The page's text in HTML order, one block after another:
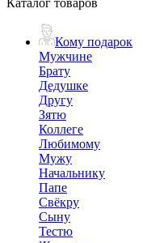
Каталог товаров
Кому подарок
Мужчине
Брату
Дедушке
Другу
Зятю
Коллеге
Любимому
Мужу
Начальнику
Папе
Свёкру
Сыну
Тестю